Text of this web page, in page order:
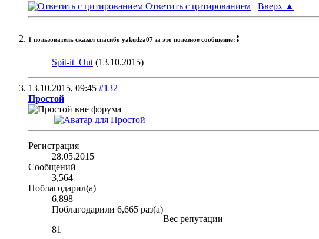
Ответить с цитированием Вверх ▲
1 пользователь сказал cпасибо yakudza07 за это полезное сообщение: :
Spit-it_Out (13.10.2015)
13.10.2015, 09:45 #132
Простой
Регистрация
28.05.2015
Сообщений
3,564
Поблагодарил(а)
6,898
Поблагодарили 6,665 раз(а)
Вес репутации
81